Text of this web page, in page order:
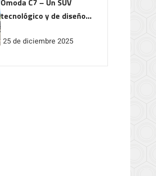
Omoda C7 – Un SUV
tecnológico y de diseño
25 de diciembre 2025